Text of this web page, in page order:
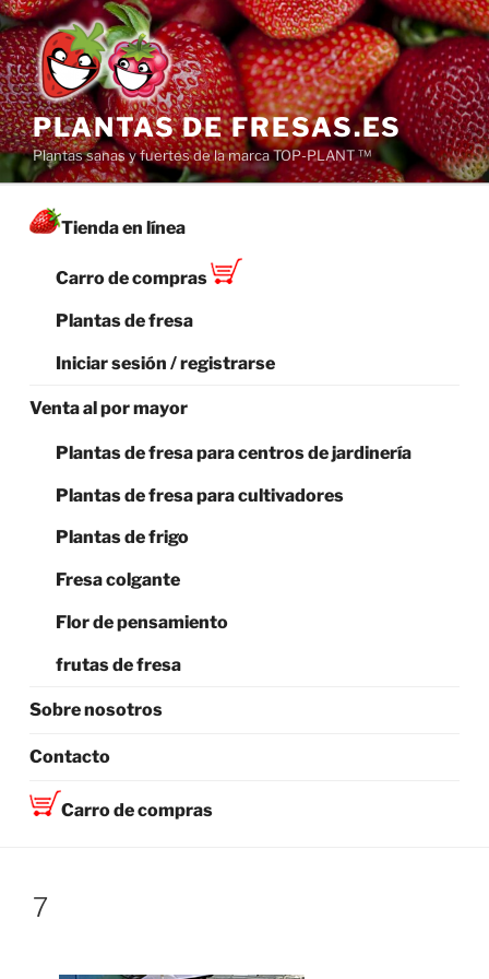
Saltar
al
contenido
PLANTAS DE FRESAS.ES
Plantas sanas y fuertes de la marca TOP-PLANT ™
Tienda en línea
Carro de compras
Plantas de fresa
Iniciar sesión / registrarse
Venta al por mayor
Plantas de fresa para centros de jardinería
Plantas de fresa para cultivadores
Plantas de frigo
Fresa colgante
Flor de pensamiento
frutas de fresa
Sobre nosotros
Contacto
Carro de compras
7